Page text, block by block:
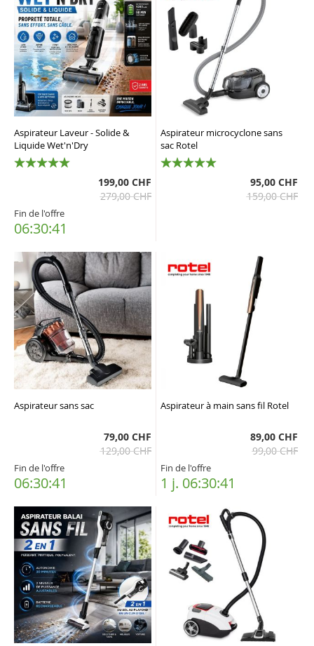
Aspirateur Laveur - Solide &
Liquide Wet'n'Dry
199,00 CHF
279,00 CHF
Fin de l'offre
06:30:40
Aspirateur microcyclone sans
sac Rotel
95,00 CHF
159,00 CHF
Aspirateur sans sac
79,00 CHF
129,00 CHF
Fin de l'offre
06:30:40
Aspirateur à main sans fil Rotel
89,00 CHF
99,00 CHF
Fin de l'offre
1 j. 06:30:40